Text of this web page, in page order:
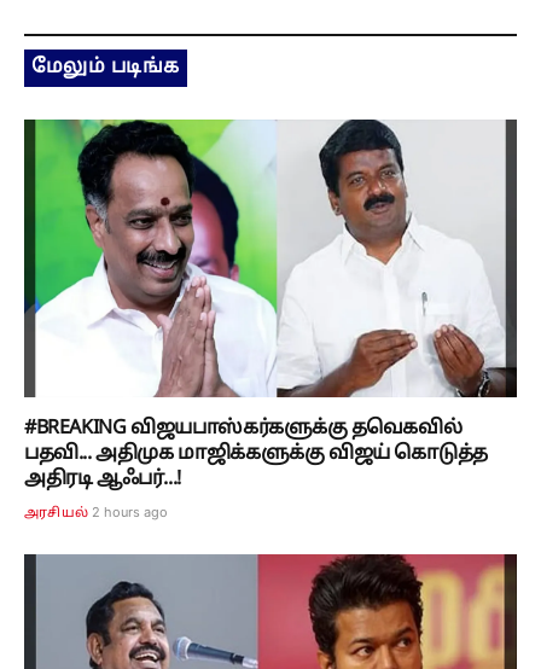
மேலும் படிங்க
#BREAKING விஜயபாஸ்கர்களுக்கு தவெகவில்
பதவி... அதிமுக மாஜிக்களுக்கு விஜய் கொடுத்த
அதிரடி ஆஃபர்...!
அரசியல் 2 hours ago